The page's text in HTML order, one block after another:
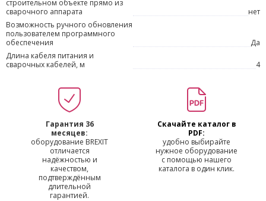
строительном объекте прямо из
сварочного аппарата
нет
Возможность ручного обновления
пользователем программного
обеспечения
Да
Длина кабеля питания и
сварочных кабелей, м
4
Гарантия 36
месяцев:
оборудование BREXIT
отличается
надёжностью и
качеством,
подтверждённым
длительной
гарантией.
Скачайте каталог в
PDF:
удобно выбирайте
нужное оборудование
с помощью нашего
каталога в один клик.